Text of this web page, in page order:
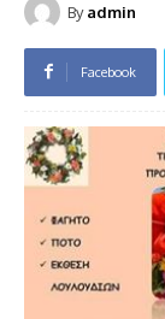
By admin
Facebook